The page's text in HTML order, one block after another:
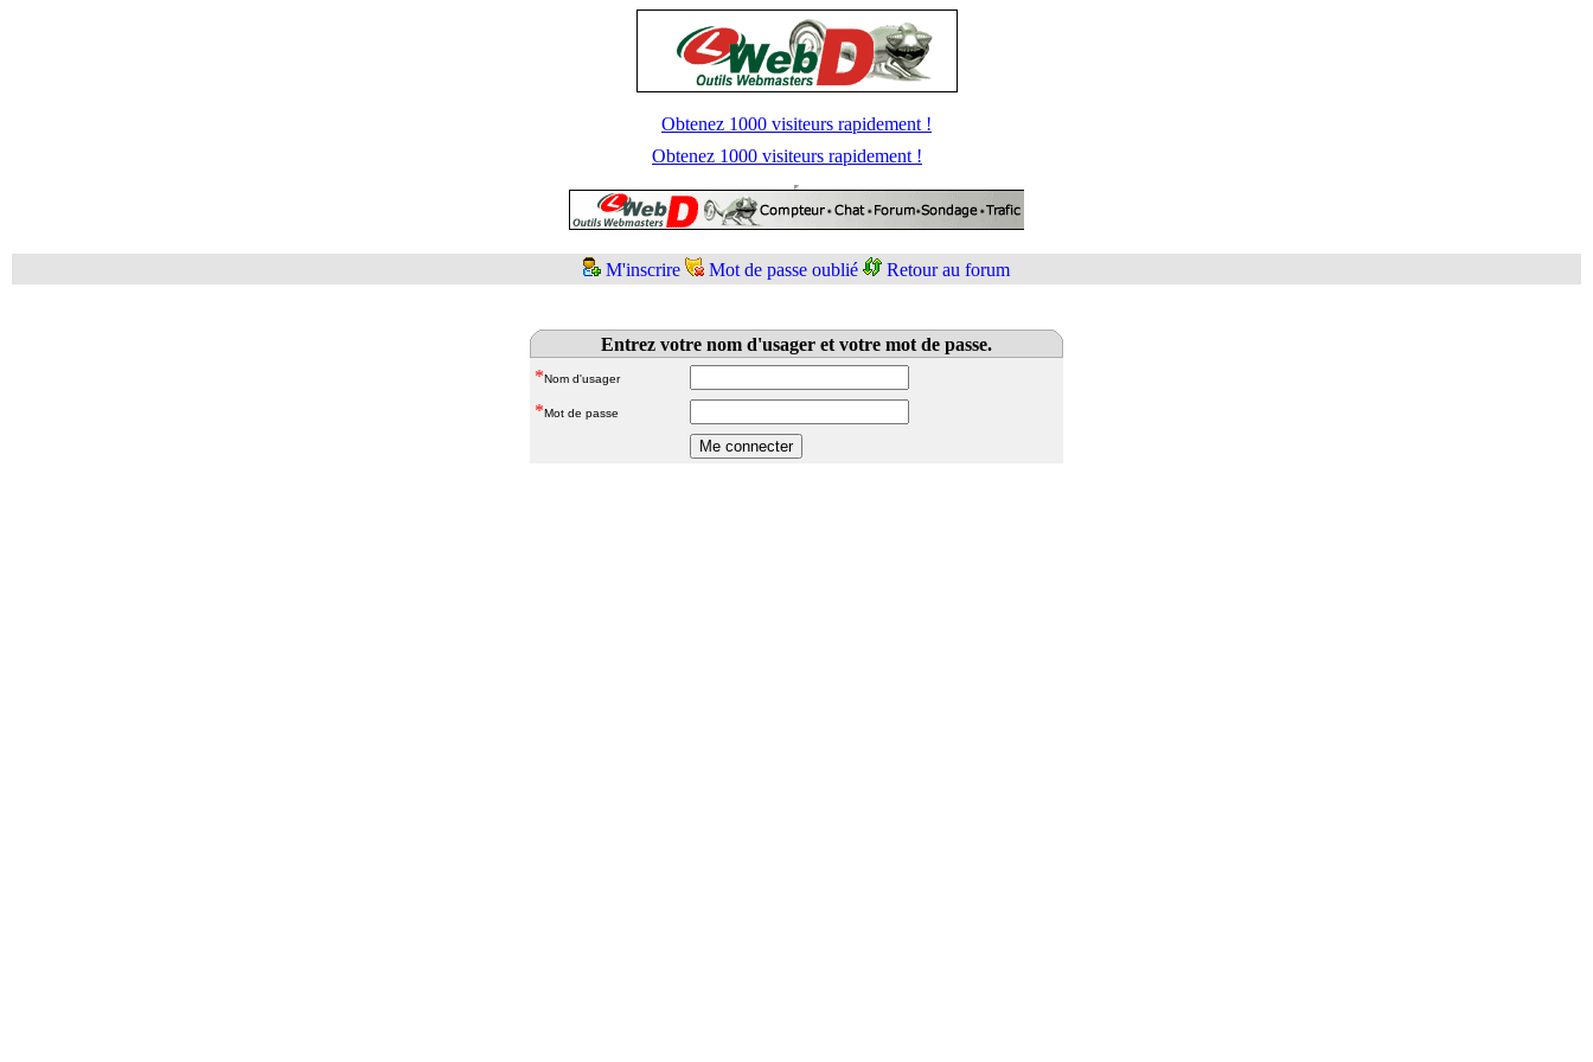
Obtenez 1000 visiteurs rapidement !
Obtenez 1000 visiteurs rapidement !
M'inscrire Mot de passe oublié Retour au forum
Entrez votre nom d'usager et votre mot de passe.
*Nom d'usager
*Mot de passe